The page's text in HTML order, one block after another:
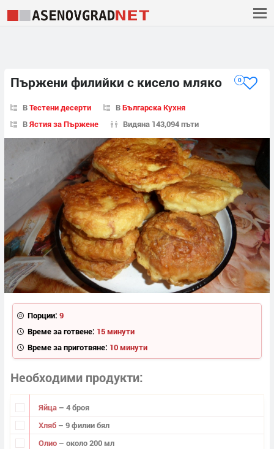
Пържени филийки с кисело мляко 0
ВТестени десерти ВБългарска Кухня
ВЯстия за Пържене Видяна 143,094 пъти
Порции: 9
Време за готвене: 15 минути
Време за приготвяне: 10 минути
Необходими продукти
Яйца – 4 броя
Хляб – 9 филии бял
Олио – около 200 мл